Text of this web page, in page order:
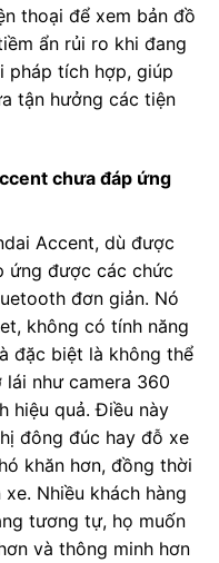
thoại để xem bản đồ
ẩn rủi ro khi đang
pháp tích hợp, giúp
tận hưởng các tiện
chưa đáp ứng
Accent, dù được
ứng được các chức
đơn giản. Nó
không có tính năng
đặc biệt là không thể
như camera 360
hiệu quả. Điều này
đông đúc hay đỗ xe
khăn hơn, đồng thời
Nhiều khách hàng
tương tự, họ muốn
và thông minh hơn